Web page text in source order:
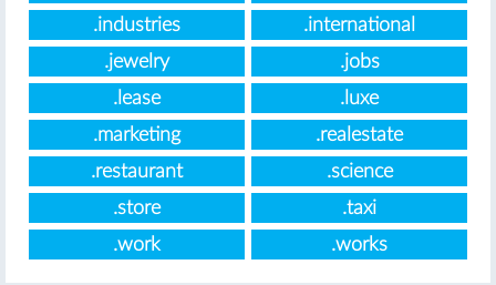
.industries
.international
.jewelry
.jobs
.lease
.luxe
.marketing
.realestate
.restaurant
.science
.store
.taxi
.work
.works